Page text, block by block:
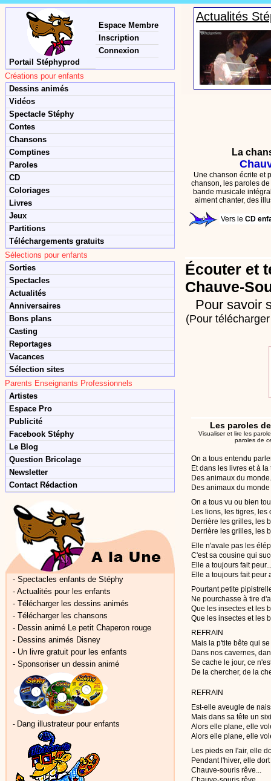
Portail Stéphyprod
Espace Membre
Inscription
Connexion
Créations pour enfants
Dessins animés
Vidéos
Spectacle Stéphy
Contes
Chansons
Comptines
Paroles
CD
Coloriages
Livres
Jeux
Partitions
Téléchargements gratuits
Sélections pour enfants
Sorties
Spectacles
Actualités
Anniversaires
Bons plans
Casting
Reportages
Vacances
Sélection sites
Parents Enseignants Professionnels
Artistes
Espace Pro
Publicité
Facebook Stéphy
Le Blog
Question Bricolage
Newsletter
Contact Rédaction
- Spectacles enfants de Stéphy
- Actualités pour les enfants
- Télécharger les dessins animés
- Télécharger les chansons
- Dessin animé Le petit Chaperon rouge
- Dessins animés Disney
- Un livre gratuit pour les enfants
- Sponsoriser un dessin animé
- Dang illustrateur pour enfants
Actualités
La
Une chanson écrite et
chanson, les paroles
bande musicale
aiment chanter, des
Vers le CD
Écouter et
Chauve-
Pour savoir
(Pour
Les paroles
Visualiser et lire les
paroles de
On a tous entendu
Et dans les livres et à la
Des animaux du
Des animaux du monde
On a tous vu ou bien
Les lions, les tigres, les
Derrière les grilles, les
Derrière les grilles, les
Elle n'avale pas les
C'est sa cousine qui
Elle a toujours fait peur...
Elle a toujours fait peur
Pourtant petite
Ne pourchasse à tire
Que les insectes et les
Que les insectes et les
REFRAIN
Mais la p'tite bête qui
Dans nos cavernes,
Se cache le jour, ce
De la chercher, de la
REFRAIN
Est-elle aveugle de
Mais dans sa tête un
Alors elle plane, elle
Alors elle plane, elle
Les pieds en l'air, elle
Pendant l'hiver, elle
Chauve-souris rêve...